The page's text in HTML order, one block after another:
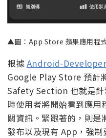
▲圖：App Store 蘋果應用程
根據 Android-
Google Play Store 預計
Safety Section 也就是針
時使用者將開始看到應用
關資訊。緊跟著的，則是
發布以及現有 App，強